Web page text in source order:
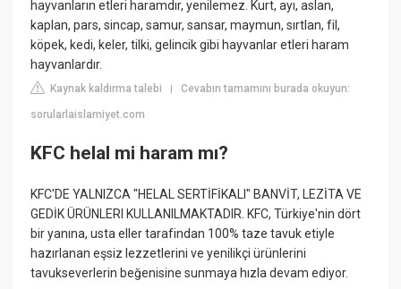
hayvanların etleri haramdır, yenilemez. Kurt, ayı, aslan,
kaplan, pars, sincap, samur, sansar, maymun, sırtlan, fil,
köpek, kedi, keler, tilki, gelincik gibi hayvanlar etleri haram
hayvanlardır.
Kaynak kaldırma talebi |Cevabın tamamını burada okuyun:
sorularlaislamiyet.com
KFC helal mi haram mı?
KFC'DE YALNIZCA "HELAL SERTİFİKALI" BANVİT, LEZİTA VE
GEDİK ÜRÜNLERI KULLANILMAKTADIR. KFC, Türkiye'nin dört
bir yanına, usta eller tarafindan 100% taze tavuk etiyle
hazırlanan eşsiz lezzetlerini ve yenilikçi ürünlerini
tavukseverlerin beğenisine sunmaya hızla devam ediyor.